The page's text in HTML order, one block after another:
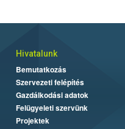
Hivatalunk
Bemutatkozás
Szervezeti felépítés
Gazdálkodási adatok
Felügyeleti szervünk
Projektek